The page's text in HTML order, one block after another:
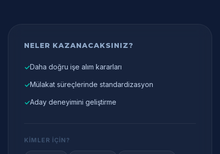
NELER KAZANACAKSINIZ?
✓Daha doğru işe alım kararları
✓Mülakat süreçlerinde standardizasyon
✓Aday deneyimini geliştirme
KIMLER İÇIN?